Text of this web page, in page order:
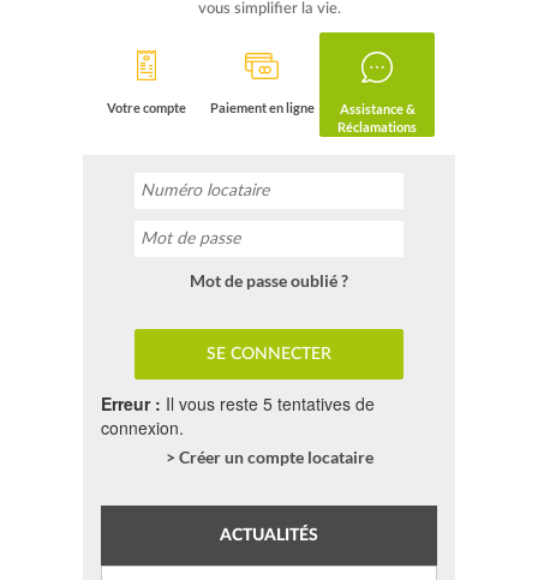
vous simplifier la vie.
Votre compte Paiement en ligne
Assistance &
Réclamations
Mot de passe oublié ?
Erreur : Il vous reste 5 tentatives de
connexion.
> Créer un compte locataire
ACTUALITÉS